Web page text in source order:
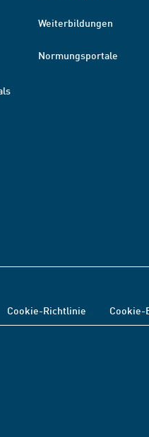
Weiterbildungen
Normungsportale
Cookie-Richtlinie Cookie-